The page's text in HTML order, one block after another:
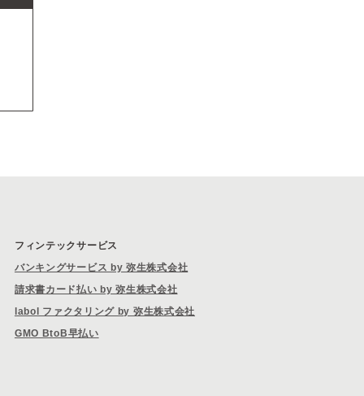
フィンテックサービス
バンキングサービス by 弥生株式会社
請求書カード払い by 弥生株式会社
labol ファクタリング by 弥生株式会社
GMO BtoB早払い